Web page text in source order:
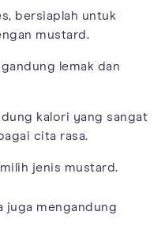
bersiaplah untuk
mustard.
lemak dan
kalori yang sangat
cita rasa.
jenis mustard.
juga mengandung